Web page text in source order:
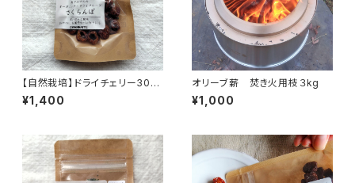
【自然栽培】ドライチェリー30g
南アルプスのオーガニック・ド
ライフルーツ
¥1,400
オリーブ薪 焚き火用枝３kg
¥1,000